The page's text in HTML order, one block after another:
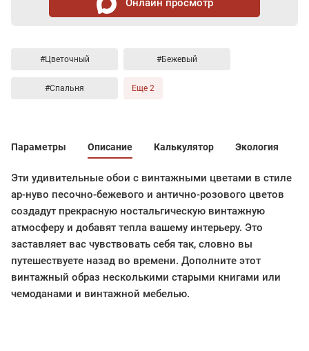
Онлайн просмотр
#Цветочный #Бежевый
#Спальня Еще 2
Параметры Описание Калькулятор Экология
Эти удивительные обои с винтажными цветами в стиле
ар-нуво песочно-бежевого и антично-розового цветов
создадут прекрасную ностальгическую винтажную
атмосферу и добавят тепла вашему интерьеру. Это
заставляет вас чувствовать себя так, словно вы
путешествуете назад во времени. Дополните этот
винтажный образ несколькими старыми книгами или
чемоданами и винтажной мебелью.